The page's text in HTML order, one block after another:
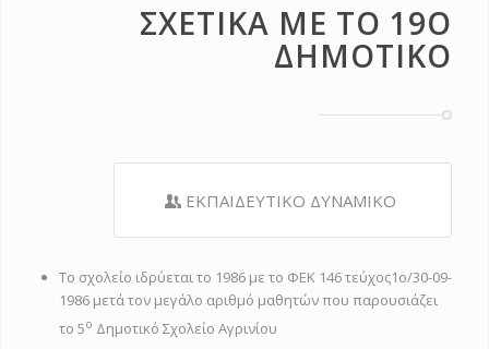
ΣΧΕΤΙΚΑ ΜΕ ΤΟ 19Ο
ΔΗΜΟΤΙΚΟ
ΕΚΠΑΙΔΕΥΤΙΚΟ ΔΥΝΑΜΙΚΟ
Το σχολείο ιδρύεται το 1986 με το ΦΕΚ 146 τεύχος1ο/30-09-
1986 μετά τον μεγάλο αριθμό μαθητών που παρουσιάζει
το 5ο Δημοτικό Σχολείο Αγρινίου